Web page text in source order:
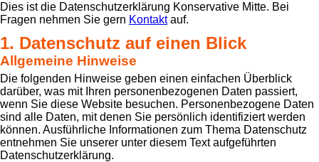
Dies ist die Datenschutzerklärung Konservative Mitte. Bei
Fragen nehmen Sie gern Kontaktauf.
1. Datenschutz auf einen Blick
Allgemeine Hinweise
Die folgenden Hinweise geben einen einfachen Überblick
darüber, was mit Ihren personenbezogenen Daten passiert,
wenn Sie diese Website besuchen. Personenbezogene Daten
sind alle Daten, mit denen Sie persönlich identifiziert werden
können. Ausführliche Informationen zum Thema Datenschutz
entnehmen Sie unserer unter diesem Text aufgeführten
Datenschutzerklärung.